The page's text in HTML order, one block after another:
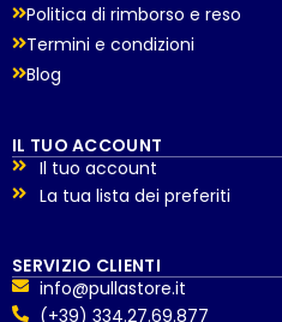
Politica di rimborso e reso
Termini e condizioni
Blog
IL TUO ACCOUNT
Il tuo account
La tua lista dei preferiti
SERVIZIO CLIENTI
info@pullastore.it
(+39) 334.27.69.877